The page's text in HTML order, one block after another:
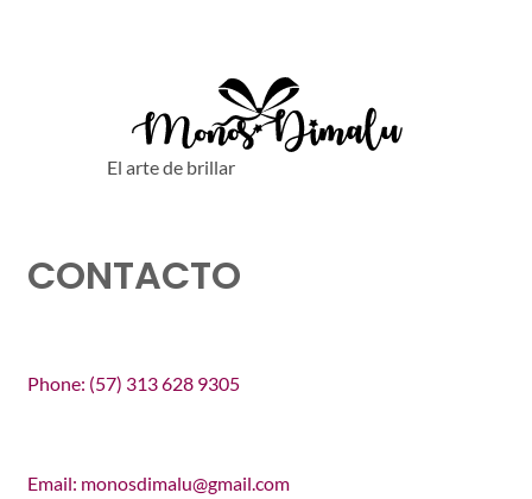
El arte de brillar
CONTACTO
Phone: (57) 313 628 9305
Email: monosdimalu@gmail.com